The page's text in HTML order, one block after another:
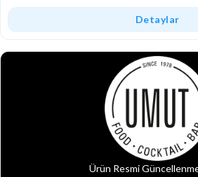
Detaylar
Ürün Resmi